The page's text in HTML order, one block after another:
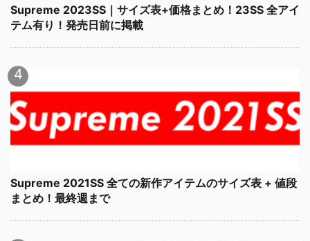
Supreme 2023SS｜サイズ表+価格まとめ！23SS 全アイ
テム有り！発売日前に掲載
Supreme 2021SS 全ての新作アイテムのサイズ表 + 値段
まとめ！最終週まで